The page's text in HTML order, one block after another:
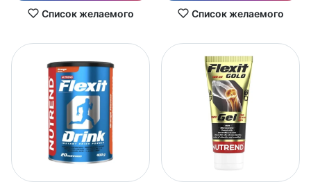
Список желаемого Список желаемого